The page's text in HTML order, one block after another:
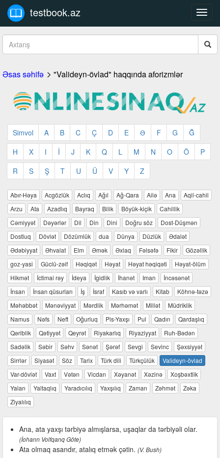
testbook.az
Əsas səhifə "Valideyn-övlad" haqqında aforizmlər
Simvol A B C Ç D E Ə F G
Ğ
H
X I İ J K Q L M N O Ö
P
R
S Ş T U Ü V Y Z
Abır-Həya Acgözlük Aclıq Ağıl Ağ-Qara Ailə Ana
Aqil-cahil
Arzu
Ata Azadlıq Bayraq Bilik Böyük-kiçik
Cahillik
Cəmiyyət
Dəyərlər Dil Din Dini Doğru söz
Dost-Düşmən
Dostluq
Dövlət Dözümlük dua Dünya Düzlük
Ədalət
Ədəbiyyat
Əhvalat Elm Əmək Əxlaq Fəlsəfə Fikir
Gözəllik
goz-yasi
Güclü-zəif Həqiqət Həyat Həyat həqiqəti
Həyat-ölüm
Hikmət
İctimai rəy İdeya İgidlik İhanət Iman
İncəsənət
İnsan
İnsan qüsurları İş İsraf Kasıb və varlı Kitab
Köhnə-təzə
Məhəbbət
Mənəviyyat Mərdlik Mərhəmət Millət
Müdriklik
Namus
Nəfs Neft Oğurluq Pis-Yaxşı Pul Qadın
Qardaşlıq
Qəriblik
Qətiyyət Qeyrət Riyakarlıq Riyaziyyat
Ruh-Bədən
Sadəlik
Səbir Səhv Sənət Şərəf Sevgi Sevinc
Şəxsiyyət
Sirrlər
Siyasət Söz Tarix Türk dili Türkçülük
Valideyn-övlad
Var-dövlət
Vaxt Vətən Vicdan Xəyanət Xəzinə
Xoşbəxtlik
Yalan
Yaltaqlıq Yaradıcılıq Yaxşılıq Zaman Zəhmət
Zəka
Ziyalılıq
Ana, ata yaxşı tərbiyə almışlarsa, uşaqlar da tərbiyəli olar.
(İohann Volfqanq Göte)
Ata olmaq asandır, atalıq etmək çətin. (V. Bush)